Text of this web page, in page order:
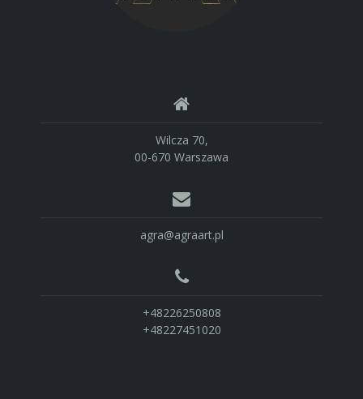
Wilcza 70,
00-670 Warszawa
agra@agraart.pl
+48226250808
+48227451020